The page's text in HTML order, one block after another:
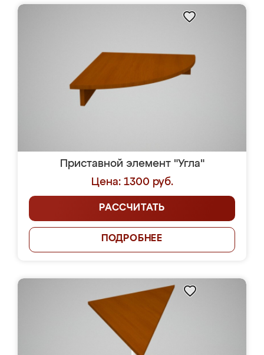
Приставной элемент "Угла"
Цена: 1300 руб.
РАССЧИТАТЬ
ПОДРОБНЕЕ